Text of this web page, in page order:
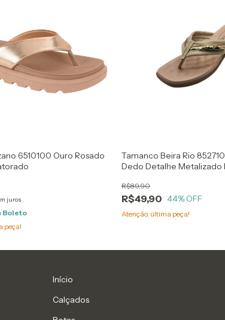
6510100 Ouro Rosado
juros
Boleto
peça!
Tamanco Beira Rio
Dedo Detalhe Metalizado
R$49,90
R$89,90
44% OFF
Atenção, última peça!
Início
Calçados